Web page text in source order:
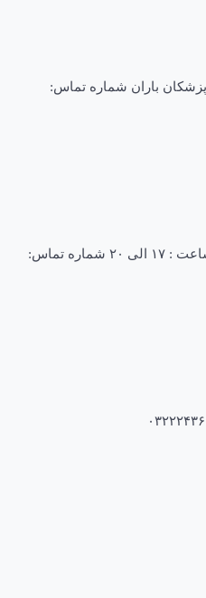
گوش و حلق و بینی فلوشیپ شماره نظام : ۸۱۱۱۹ آدرس: کرمان-چهارراه طهماسب آباد، خیابان جهاد، جهاد۵ ساختمان پزشکان باران شماره تماس:
دکتر سید عباس حمیدی متخصص گوش و حلق و بینی متخصص شماره نظام : ۴۳۳۵۵ آدرس: کرمان-پارک نشاط – ساختمان پزشکان آراد – طبقه دوم ساعات کاری: شنبه تا چهارشنبه ساعت : ۱۷ الی ۲۰ شماره تماس: